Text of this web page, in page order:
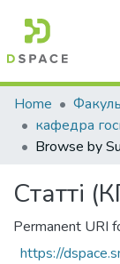
Communities &
All of DSpace
Home
Browse by
Статті
Permanent URI
https://